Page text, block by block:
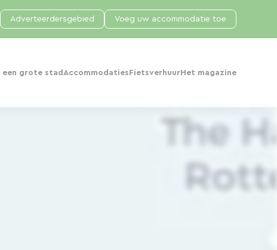
grote stad Accommodaties Fietsverhuur Het magazine
Adverteerdersgebied Voeg uw accommodatie toe